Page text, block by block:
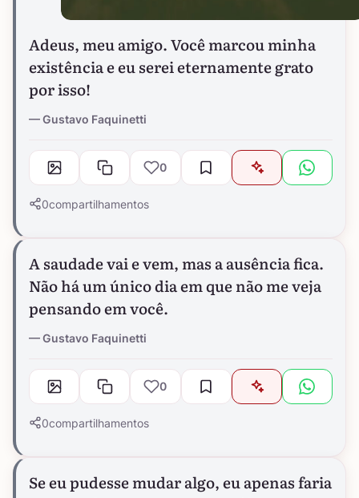
Adeus, meu amigo. Você marcou minha
existência e eu serei eternamente grato
por isso!
Gustavo Faquinetti
0
0compartilhamentos
A saudade vai e vem, mas a ausência fica.
Não há um único dia em que não me veja
pensando em você.
Gustavo Faquinetti
0
0compartilhamentos
Se eu pudesse mudar algo, eu apenas faria